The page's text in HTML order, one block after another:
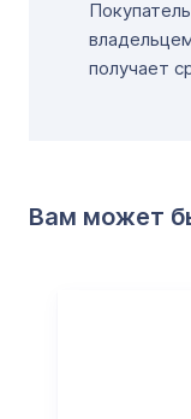
получает
Вам может